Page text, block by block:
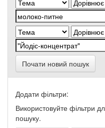
Почати новий пошук
Додати фільтри:
Використовуйте фільтри
пошуку.